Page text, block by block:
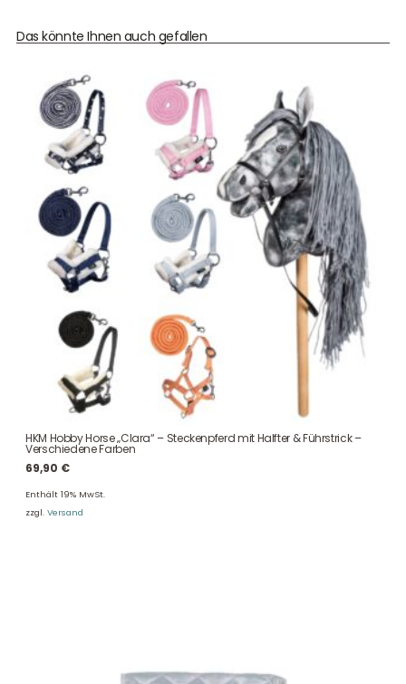
Das könnte Ihnen auch gefallen
HKM Hobby Horse „Clara“ – Steckenpferd mit Halfter & Führstrick –
Verschiedene Farben
69,90 €
Enthält 19% MwSt.
zzgl. Versand